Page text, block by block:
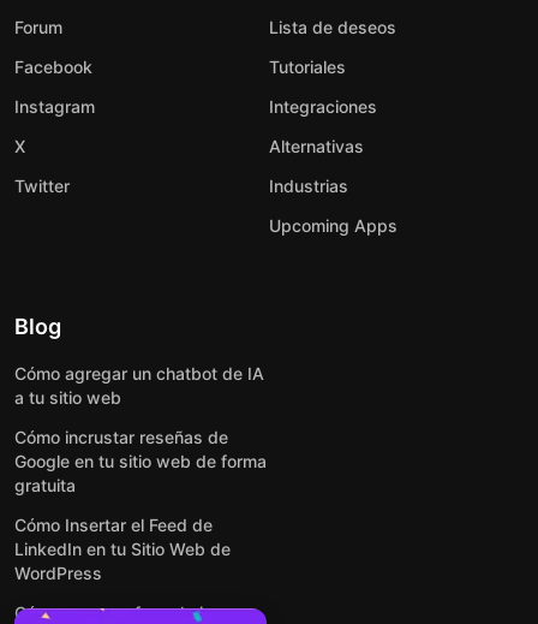
Forum
Facebook
Instagram
X
Twitter
Lista de deseos
Tutoriales
Integraciones
Alternativas
Industrias
Upcoming Apps
Blog
Cómo agregar un chatbot de IA
a tu sitio web
Cómo incrustar reseñas de
Google en tu sitio web de forma
gratuita
Cómo Insertar el Feed de
LinkedIn en tu Sitio Web de
WordPress
Cómo crear un formulario para